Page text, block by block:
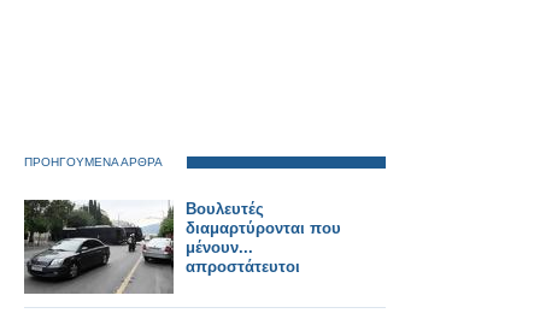
ΠΡΟΗΓΟΥΜΕΝΑ ΑΡΘΡΑ
Βουλευτές
διαμαρτύρονται που
μένουν...
απροστάτευτοι